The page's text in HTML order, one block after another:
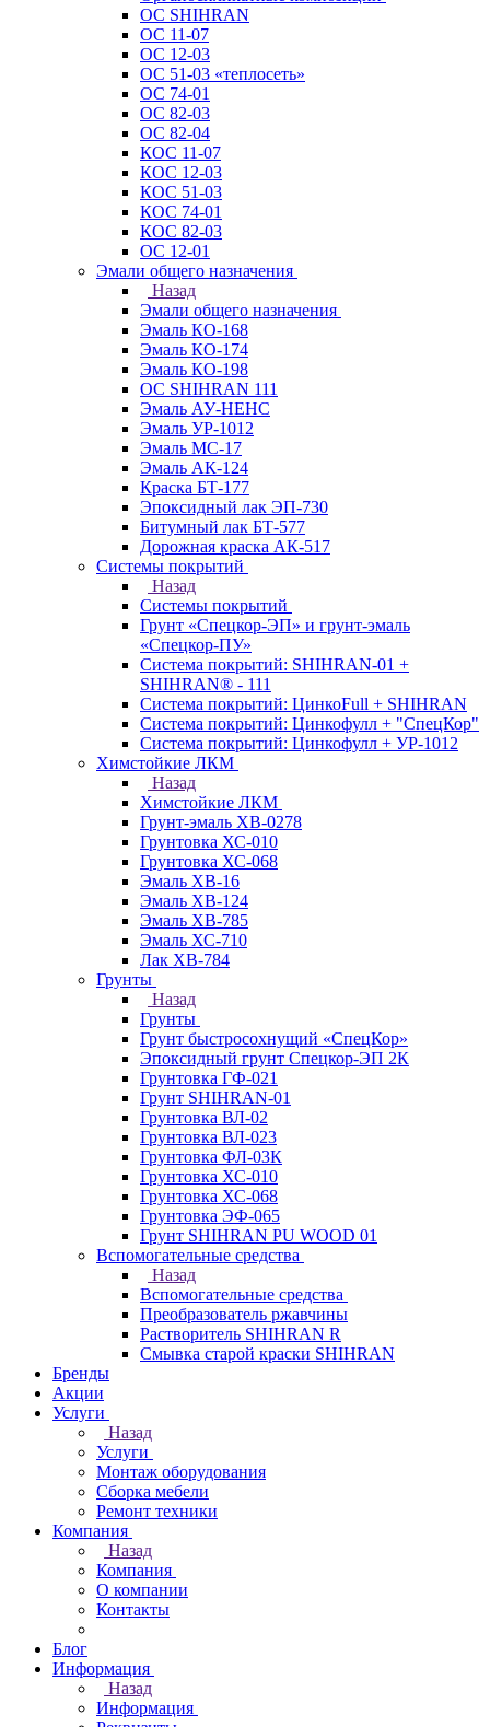
ОС SHIHRAN
ОС 11-07
ОС 12-03
ОС 51-03 «теплосеть»
ОС 74-01
ОС 82-03
ОС 82-04
КОС 11-07
КОС 12-03
КОС 51-03
КОС 74-01
КОС 82-03
ОС 12-01
Эмали общего назначения
Назад
Эмали общего назначения
Эмаль КО-168
Эмаль КО-174
Эмаль КО-198
ОС SHIHRAN 111
Эмаль АУ-НЕНС
Эмаль УР-1012
Эмаль МС-17
Эмаль АК-124
Краска БТ-177
Эпоксидный лак ЭП-730
Битумный лак БТ-577
Дорожная краска АК-517
Системы покрытий
Назад
Системы покрытий
Грунт «Спецкор-ЭП» и грунт-эмаль
«Спецкор-ПУ»
Система покрытий: SHIHRAN-01 +
SHIHRAN® - 111
Система покрытий: ЦинкоFull + SHIHRAN
Система покрытий: Цинкофулл + "СпецКор"
Система покрытий: Цинкофулл + УР-1012
Химстойкие ЛКМ
Назад
Химстойкие ЛКМ
Грунт-эмаль ХВ-0278
Грунтовка ХС-010
Грунтовка ХС-068
Эмаль ХВ-16
Эмаль ХВ-124
Эмаль ХВ-785
Эмаль ХС-710
Лак ХВ-784
Грунты
Назад
Грунты
Грунт быстросохнущий «СпецКор»
Эпоксидный грунт Спецкор-ЭП 2К
Грунтовка ГФ-021
Грунт SHIHRAN-01
Грунтовка ВЛ-02
Грунтовка ВЛ-023
Грунтовка ФЛ-03К
Грунтовка ХС-010
Грунтовка ХС-068
Грунтовка ЭФ-065
Грунт SHIHRAN PU WOOD 01
Вспомогательные средства
Назад
Вспомогательные средства
Преобразователь ржавчины
Растворитель SHIHRAN R
Смывка старой краски SHIHRAN
Бренды
Акции
Услуги
Назад
Услуги
Монтаж оборудования
Сборка мебели
Ремонт техники
Компания
Назад
Компания
О компании
Контакты
Блог
Информация
Назад
Информация